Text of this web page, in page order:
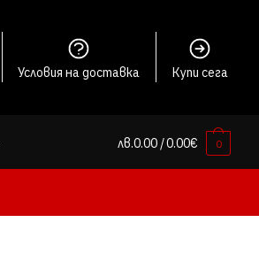
Условия на доставка Купи сега
лв.0.00/ 0.00€ 0